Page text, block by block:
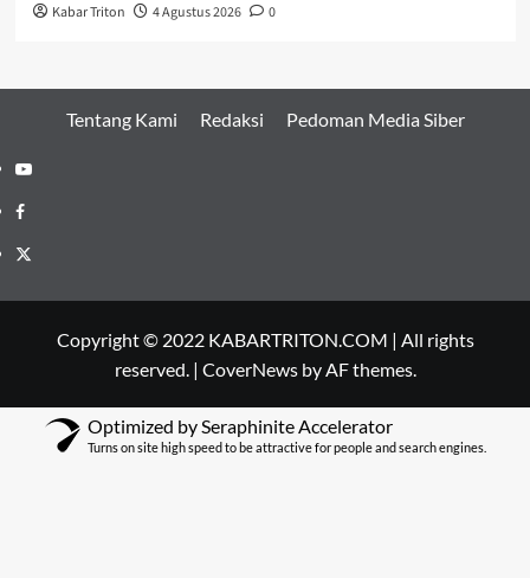
Kabar Triton 4 Agustus 2026 0
Tentang Kami Redaksi Pedoman Media Siber
Youtube
Facebook
Twitter
Copyright © 2022 KABARTRITON.COM | All rights
reserved. | CoverNewsby AF themes.
Optimized by Seraphinite Accelerator
Turns on site high speed to be attractive for people and search engines.